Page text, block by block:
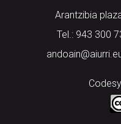
Arantzibia
Tel.: 943 300